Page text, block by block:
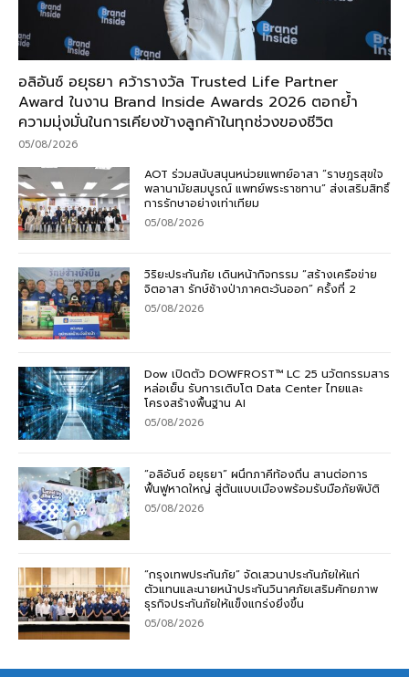
อลิอันซ์ อยุธยา คว้ารางวัล Trusted Life Partner
Award ในงาน Brand Inside Awards 2026 ตอกย้ำ
ความมุ่งมั่นในการเคียงข้างลูกค้าในทุกช่วงของชีวิต
05/08/2026
AOT ร่วมสนับสนุนหน่วยแพทย์อาสา “ราษฎรสุขใจ
พลานามัยสมบูรณ์ แพทย์พระราชทาน” ส่งเสริมสิทธิ์
การรักษาอย่างเท่าเทียม
05/08/2026
วิริยะประกันภัย เดินหน้ากิจกรรม “สร้างเครือข่าย
จิตอาสา รักษ์ช้างป่าภาคตะวันออก” ครั้งที่ 2
05/08/2026
Dow เปิดตัว DOWFROST™ LC 25 นวัตกรรมสาร
หล่อเย็น รับการเติบโต Data Center ไทยและ
โครงสร้างพื้นฐาน AI
05/08/2026
“อลิอันซ์ อยุธยา” ผนึกภาคีท้องถิ่น สานต่อการ
ฟื้นฟูหาดใหญ่ สู่ต้นแบบเมืองพร้อมรับมือภัยพิบัติ
05/08/2026
“กรุงเทพประกันภัย” จัดเสวนาประกันภัยให้แก่
ตัวแทนและนายหน้าประกันวินาศภัยเสริมศักยภาพ
ธุรกิจประกันภัยให้แข็งแกร่งยิ่งขึ้น
05/08/2026